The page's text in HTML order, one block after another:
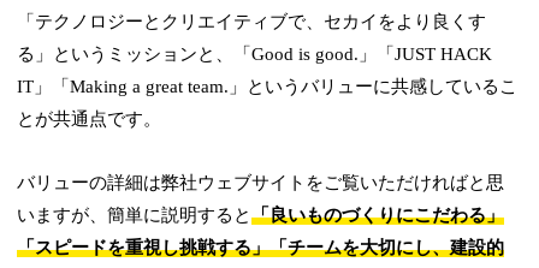
「テクノロジーとクリエイティブで、セカイをより良くす
る」というミッションと、「Good is good.」「JUST HACK
IT」「Making a great team.」というバリューに共感しているこ
とが共通点です。
バリューの詳細は弊社ウェブサイトをご覧いただければと思
いますが、簡単に説明すると「良いものづくりにこだわる」
「スピードを重視し挑戦する」「チームを大切にし、建設的